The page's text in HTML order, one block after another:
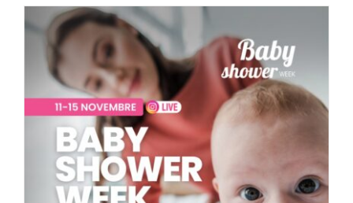
Baby Shower Week winter edition –
Novembre 2024
Baby Shower Party Content Creation